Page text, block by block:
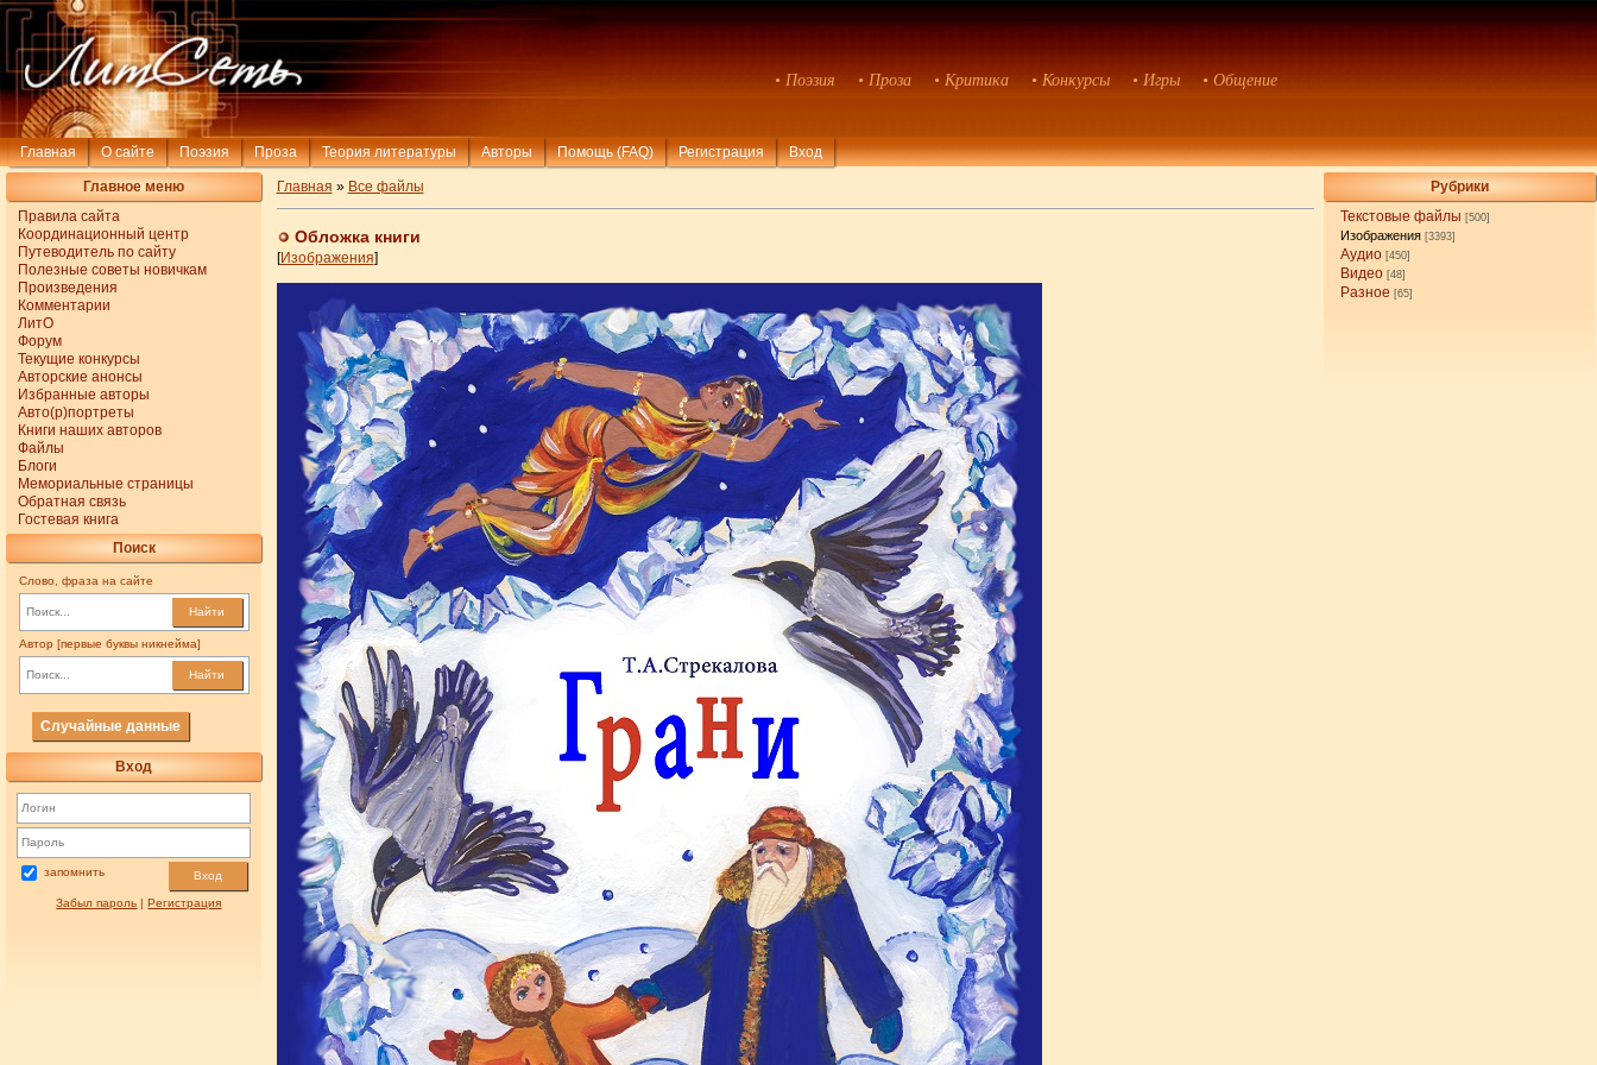
• Поэзия • Проза • Критика • Конкурсы • Игры • Общение
Главная О сайте Поэзия Проза Теория литературы Авторы Помощь (FAQ) Регистрация Вход
Главное меню
Правила сайта
Координационный центр
Путеводитель по сайту
Полезные советы новичкам
Произведения
Комментарии
ЛитО
Форум
Текущие конкурсы
Авторские анонсы
Избранные авторы
Авто(р)портреты
Книги наших авторов
Файлы
Блоги
Мемориальные страницы
Обратная связь
Гостевая книга
Поиск
Слово, фраза на сайте
Найти
Автор [первые буквы никнейма]
Найти
Случайные данные
Вход
запомнить Вход
Забыл пароль |Регистрация
Рубрики
Текстовые файлы [500]
Изображения [3393]
Аудио [450]
Видео [48]
Разное [65]
Главная » Все файлы
Обложкa книги
[Изображения]